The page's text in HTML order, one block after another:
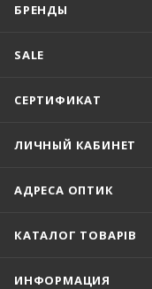
БРЕНДЫ
SALE
СЕРТИФИКАТ
ЛИЧНЫЙ КАБИНЕТ
АДРЕСА ОПТИК
КАТАЛОГ ТОВАРІВ
ИНФОРМАЦИЯ